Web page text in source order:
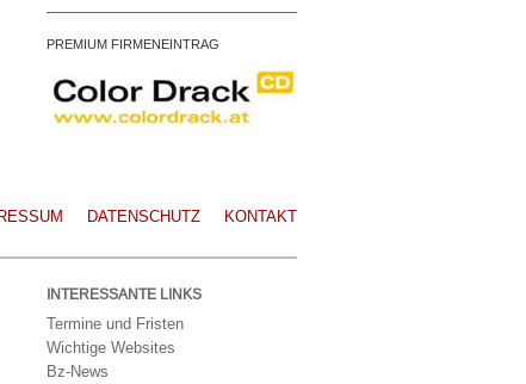
PREMIUM FIRMENEINTRAG
DATENSCHUTZ KONTAKT
INTERESSANTE LINKS
Termine und Fristen
Wichtige Websites
Bz-News